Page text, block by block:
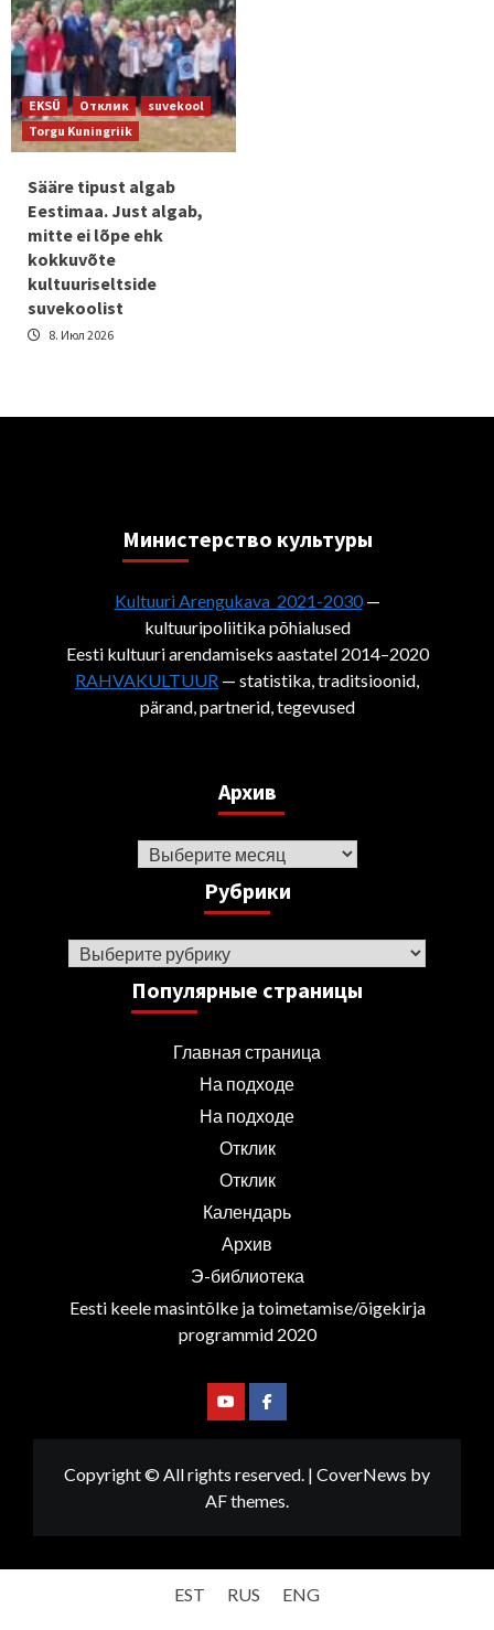
EKSÜ Отклик
suvekool
Torgu Kuningriik
Sääre tipust algab
Eestimaa. Just algab,
mitte ei lõpe ehk
kokkuvõte
kultuuriseltside
suvekoolist
8. Июл 2026
Министерствo культуры
Kultuuri Arengukava 2021-2030—
kultuuripoliitika põhialused
Eesti kultuuri arendamiseks aastatel 2014–2020
RAHVAKULTUUR — statistika, traditsioonid,
pärand, partnerid, tegevused
Архив
Архив
Рубрики
Рубрики
Популярные страницы
Главная страница
На подходе
На подходе
Отклик
Отклик
Календарь
Архив
Э-библиотека
Eesti keele masintõlke ja toimetamise/õigekirja
programmid 2020
YoutubeFacebook
Copyright © All rights reserved. | CoverNews by
AF themes.
EST RUS ENG